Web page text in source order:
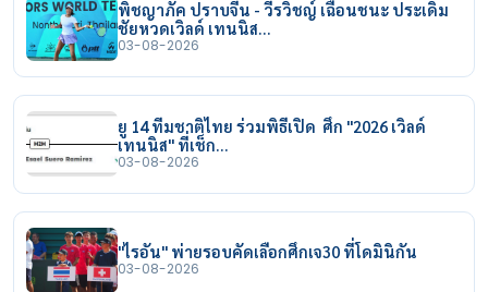
พิชญาภัค ปราบจีน - วีรวิชญ์ เฉือนชนะ ประเดิม
ชัยหวดเวิลด์ เทนนิส…
03-08-2026
ยู 14 ทีมชาติไทย ร่วมพิธีเปิด ศึก "2026 เวิลด์
เทนนิส" ที่เช็ก…
03-08-2026
"ไรอัน" พ่ายรอบคัดเลือกศึกเจ30 ที่โดมินิกัน
03-08-2026